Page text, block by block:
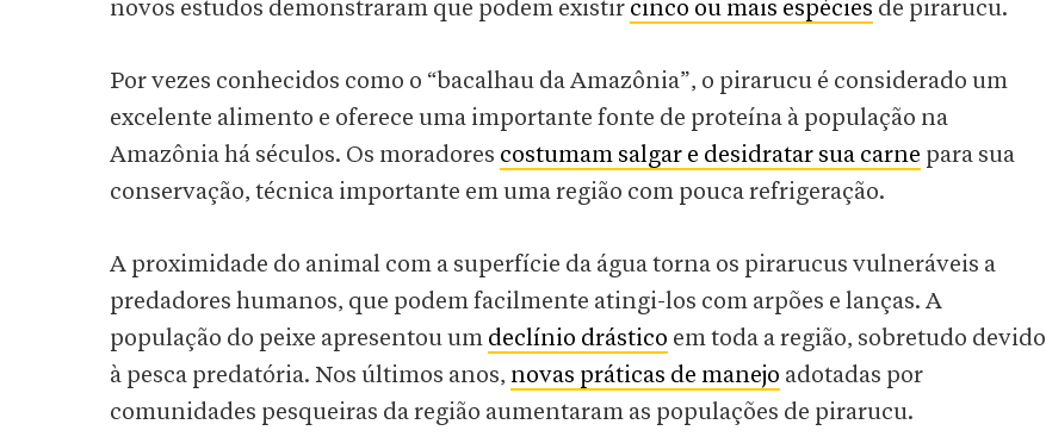
novos estudos demonstraram que podem existir cinco ou mais espécies de pirarucu.
Por vezes conhecidos como o “bacalhau da Amazônia”, o pirarucu é considerado um
excelente alimento e oferece uma importante fonte de proteína à população na
Amazônia há séculos. Os moradores costumam salgar e desidratar sua carne para sua
conservação, técnica importante em uma região com pouca refrigeração.
A proximidade do animal com a superfície da água torna os pirarucus vulneráveis a
predadores humanos, que podem facilmente atingi-los com arpões e lanças. A
população do peixe apresentou um declínio drástico em toda a região, sobretudo devido
à pesca predatória. Nos últimos anos, novas práticas de manejo adotadas por
comunidades pesqueiras da região aumentaram as populações de pirarucu.